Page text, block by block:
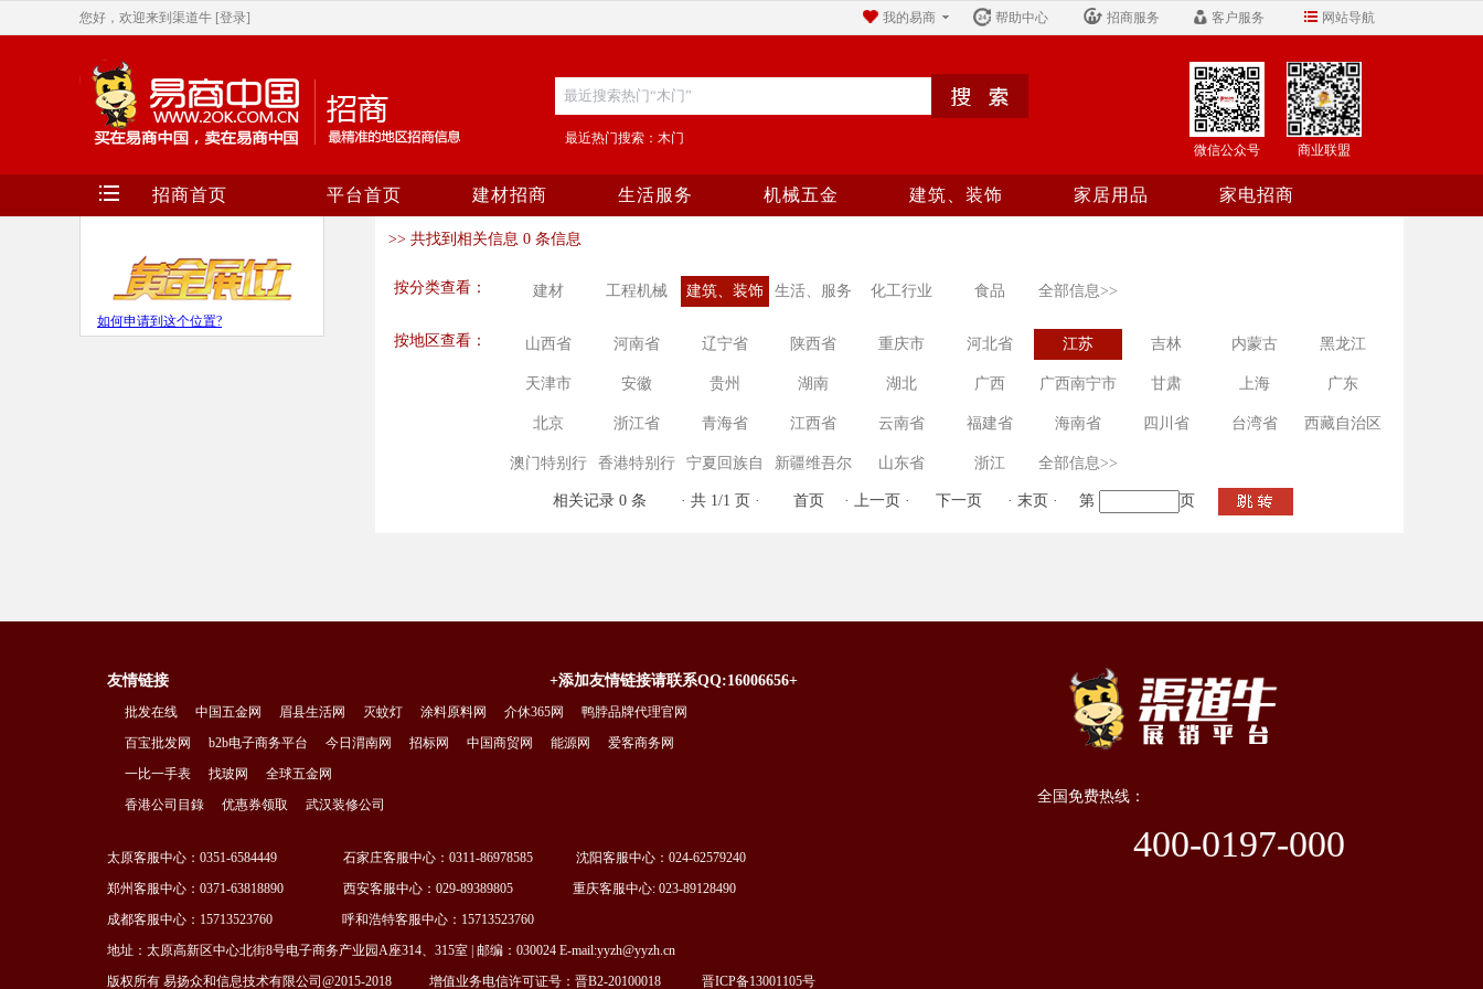
您好，欢迎来到渠道牛 [登录] 网站导航
客户服务
招商服务
帮助中心
我的易商
最近热门搜索：木门
商业联盟
微信公众号
招商首页 平台首页 建材招商 生活服务 机械五金 建筑、装饰 家居用品 家电招商
如何申请到这个位置?
>> 共找到相关信息 0 条信息
按分类查看： 建材 工程机械 建筑、装饰 生活、服务 化工行业 食品 全部信息>>
按地区查看： 山西省 河南省 辽宁省 陕西省 重庆市 河北省 江苏 吉林 内蒙古 黑龙江
天津市 安徽 贵州 湖南 湖北 广西 广西南宁市 甘肃 上海 广东
北京 浙江省 青海省 江西省 云南省 福建省 海南省 四川省 台湾省 西藏自治区
澳门特别行 香港特别行 宁夏回族自 新疆维吾尔 山东省 浙江 全部信息>>
相关记录 0 条 · 共 1/1 页 · 首页 · 上一页 · 下一页 · 末页 · 第 页
友情链接 +添加友情链接请联系QQ:16006656+
批发在线 中国五金网 眉县生活网 灭蚊灯 涂料原料网 介休365网
鸭脖品牌代理官网
百宝批发网
b2b电子商务平台 今日渭南网 招标网 中国商贸网 能源网
爱客商务网
一比一手表
找玻网
全球五金网
香港公司目錄
优惠券领取 武汉装修公司
太原客服中心：0351-6584449 石家庄客服中心：0311-86978585 沈阳客服中心：024-62579240
郑州客服中心：0371-63818890 西安客服中心：029-89389805 重庆客服中心: 023-89128490
成都客服中心：15713523760 呼和浩特客服中心：15713523760
地址：太原高新区中心北街8号电子商务产业园A座314、315室 | 邮编：030024 E-mail:yyzh@yyzh.cn
版权所有 易扬众和信息技术有限公司@2015-2018
增值业务电信许可证号：晋B2-20100018 晋ICP备13001105号
全国免费热线：
400-0197-000